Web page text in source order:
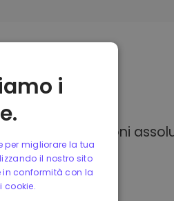
diverse opzioni
i
per migliorare la tua
il nostro sito
in conformità con la
cookie.